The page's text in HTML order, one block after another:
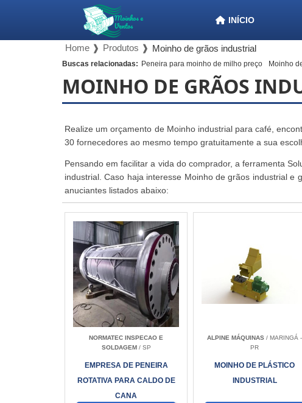
INÍCIO
Home ❱ Produtos ❱ Moinho de grãos industrial
Buscas relacionadas: Peneira para moinho de milho preço Moinho
MOINHO DE GRÃOS
Realize um orçamento de Moinho industrial para café,
30 fornecedores ao mesmo tempo gratuitamente a sua
Pensando em facilitar a vida do comprador, a ferramenta
industrial. Caso haja interesse Moinho de grãos industrial
anuciantes listados abaixo:
NORMATEC INSPECAO E
SOLDAGEM / SP
EMPRESA DE PENEIRA
ROTATIVA PARA CALDO DE
CANA
ALPINE MÁQUINAS / MARINGÁ -
PR
MOINHO DE PLÁSTICO
INDUSTRIAL